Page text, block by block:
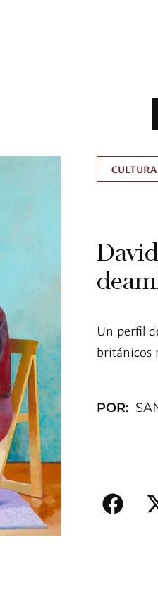
CULTURA
Un perfil
británicos
POR: